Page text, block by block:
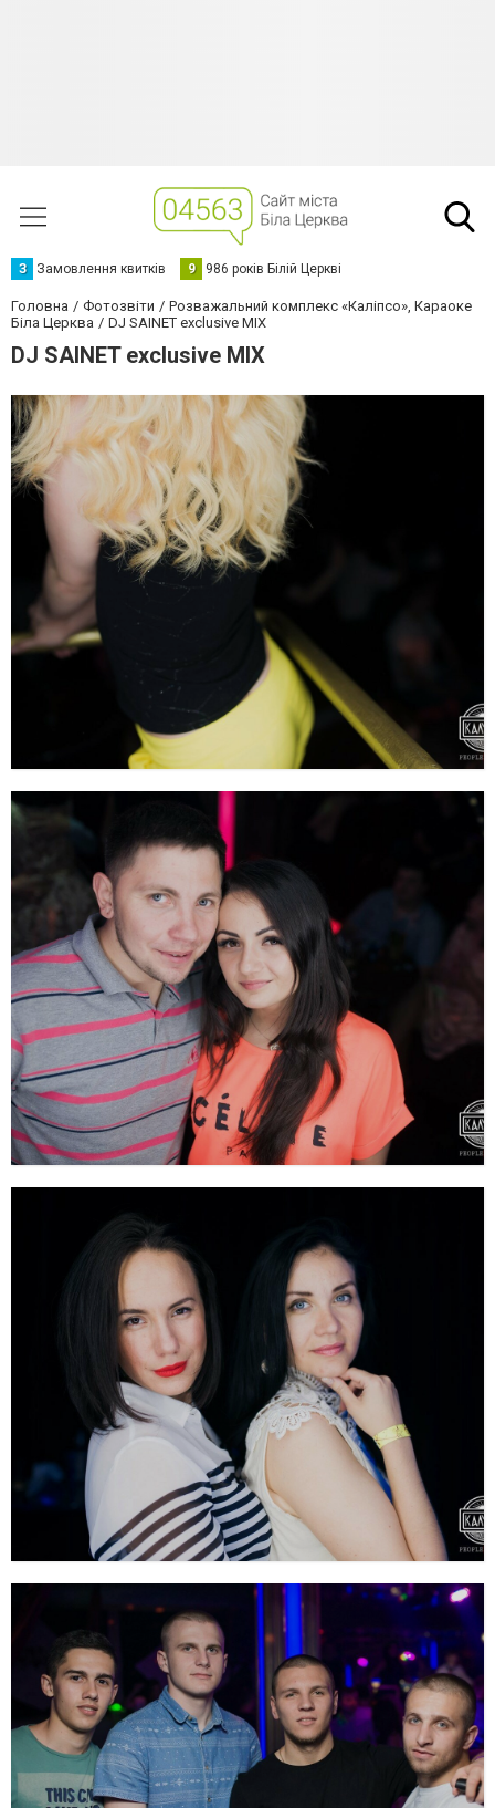
З Замовлення квитків 9 986 років Білій Церкві
Головна Фотозвіти
Розважальний комплекс «Каліпсо», Караоке
Біла Церква
DJ SAINET exclusive MIX
DJ SAINET exclusive MIX